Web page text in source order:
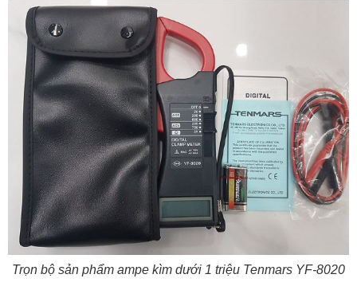
Trọn bộ sản phẩm ampe kìm dưới 1 triệu Tenmars YF-8020